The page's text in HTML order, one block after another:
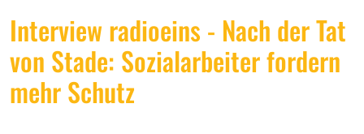
Interview radioeins - Nach der Tat
von Stade: Sozialarbeiter fordern
mehr Schutz